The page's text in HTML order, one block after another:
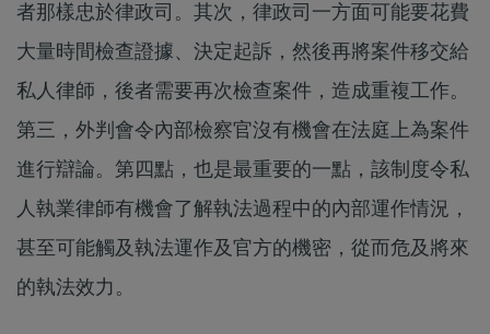
者那樣忠於律政司。其次，律政司一方面可能要花費
大量時間檢查證據、決定起訴，然後再將案件移交給
私人律師，後者需要再次檢查案件，造成重複工作。
第三，外判會令內部檢察官沒有機會在法庭上為案件
進行辯論。第四點，也是最重要的一點，該制度令私
人執業律師有機會了解執法過程中的內部運作情況，
甚至可能觸及執法運作及官方的機密，從而危及將來
的執法效力。